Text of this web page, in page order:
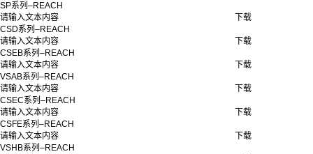
SP系列–REACH
请输入文本内容
CSD系列–REACH
下载
请输入文本内容
CSEB系列–REACH
下载
请输入文本内容
VSAB系列–REACH
下载
请输入文本内容
CSEC系列–REACH
下载
请输入文本内容
CSFE系列–REACH
下载
请输入文本内容
VSHB系列–REACH
下载